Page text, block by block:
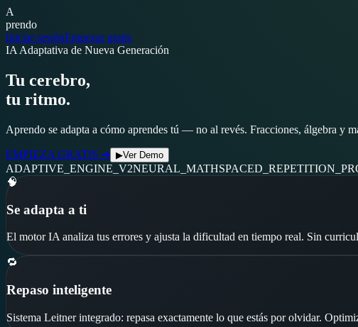
A
prendo
Iniciar sesiónEmpezar gratis
IA Adaptativa de Nueva Generación
Tu cerebro,
tu ritmo.
Aprendo se adapta a cómo aprendes tú — no al revés. Fracciones, álgebra y
EMPIEZA GRATIS ➔ ▶Ver Demo
ADAPTIVE_ENGINE_V2NEURAL_MATH
🧠
Se adapta a ti
El motor IA analiza tus errores y ajusta la dificultad en tiempo real. Sin
🔁
Repaso inteligente
Sistema Leitner integrado: repasa exactamente lo que estás por olvidar.